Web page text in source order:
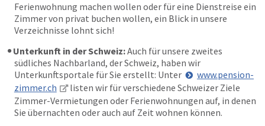
Ferienwohnung machen wollen oder für eine Dienstreise ein
Zimmer von privat buchen wollen, ein Blick in unsere
Verzeichnisse lohnt sich!
Unterkunft in der Schweiz:Auch für unsere zweites
südliches Nachbarland, der Schweiz, haben wir
Unterkunftsportale für Sie erstellt: Unter
www.pension-
zimmer.ch
listen wir für verschiedene Schweizer Ziele
Zimmer-Vermietungen oder Ferienwohnungen auf, in denen
Sie übernachten oder auch auf Zeit wohnen können.